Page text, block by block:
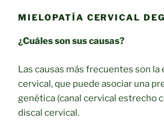
MIELOPATÍA CERVICAL
¿Cuáles son sus causas?
Las causas más frecuentes son la
cervical, que puede asociar una
genética (canal cervical estrecho
discal cervical.